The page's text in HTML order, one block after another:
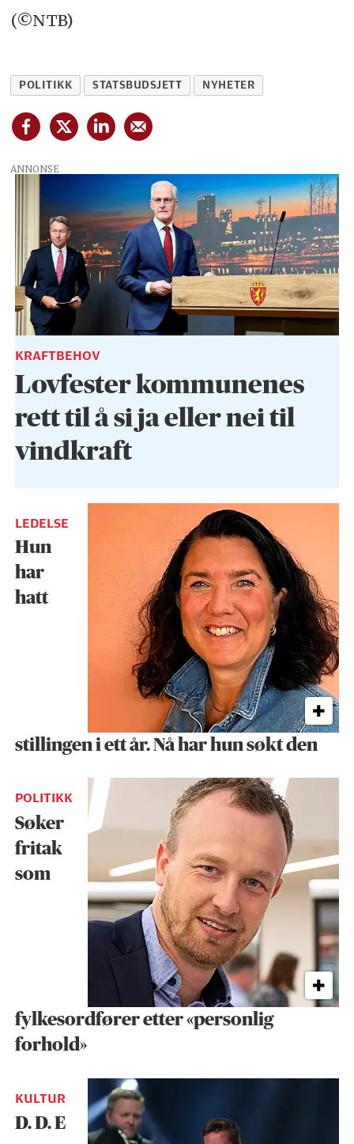
(©NTB)
POLITIKK STATSBUDSJETT NYHETER
ANNONSE
KRAFTBEHOV
Lovfester kommunenes
rett til å si ja eller nei til
vindkraft
LEDELSE
Hun
har
hatt
stillingen i ett år. Nå har hun søkt den
POLITIKK
Søker
fritak
som
fylkesordfører etter «personlig
forhold»
KULTUR
D. D. E